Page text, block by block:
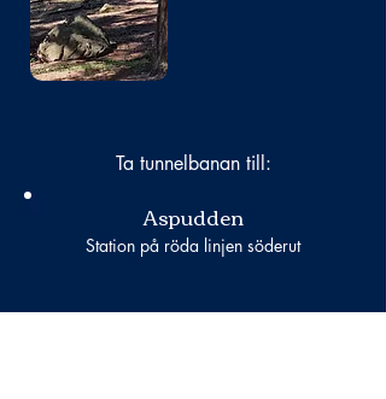
Ta tunnelbanan till:
Aspudden
Station på röda linjen söderut